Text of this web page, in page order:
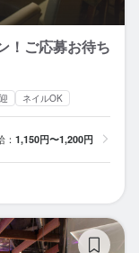
！ご応募お待ち
ネイルOK
： 1,150円〜1,200円